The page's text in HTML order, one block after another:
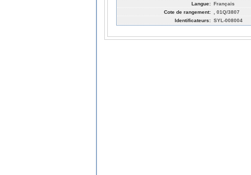
Langue: Français
Cote de rangement:
, 01Q/3807
Identificateurs: SYL-008004